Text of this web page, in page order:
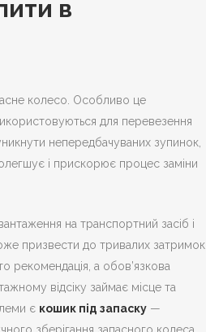
в
колесо. Особливо це
для перевезення
непередбачуваних зупинок,
і прискорює процес заміни
на транспортний засіб і
призвести до тривалих затримок
рекомендація, а обов’язкова
відсіку займає місце та
є кошик під запаску —